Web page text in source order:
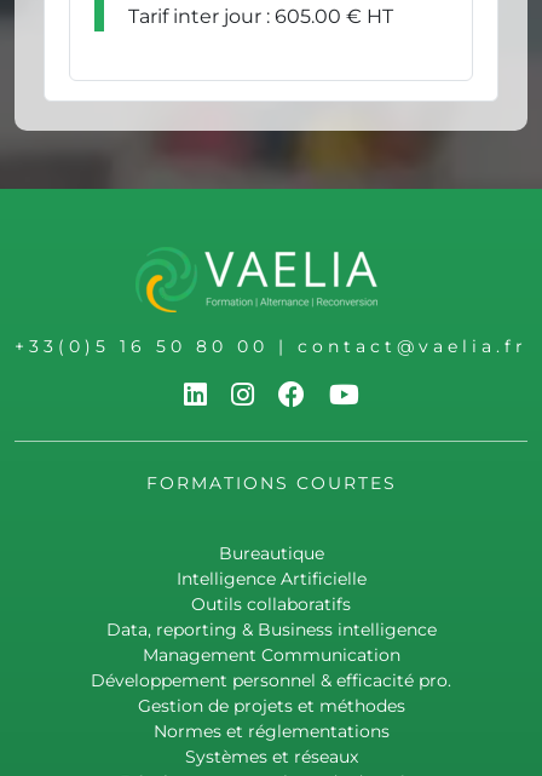
Tarif inter jour : 605.00 € HT
+33(0)5 16 50 80 00 | contact@vaelia.fr
FORMATIONS COURTES
Bureautique
Intelligence Artificielle
Outils collaboratifs
Data, reporting & Business intelligence
Management Communication
Développement personnel & efficacité pro.
Gestion de projets et méthodes
Normes et réglementations
Systèmes et réseaux